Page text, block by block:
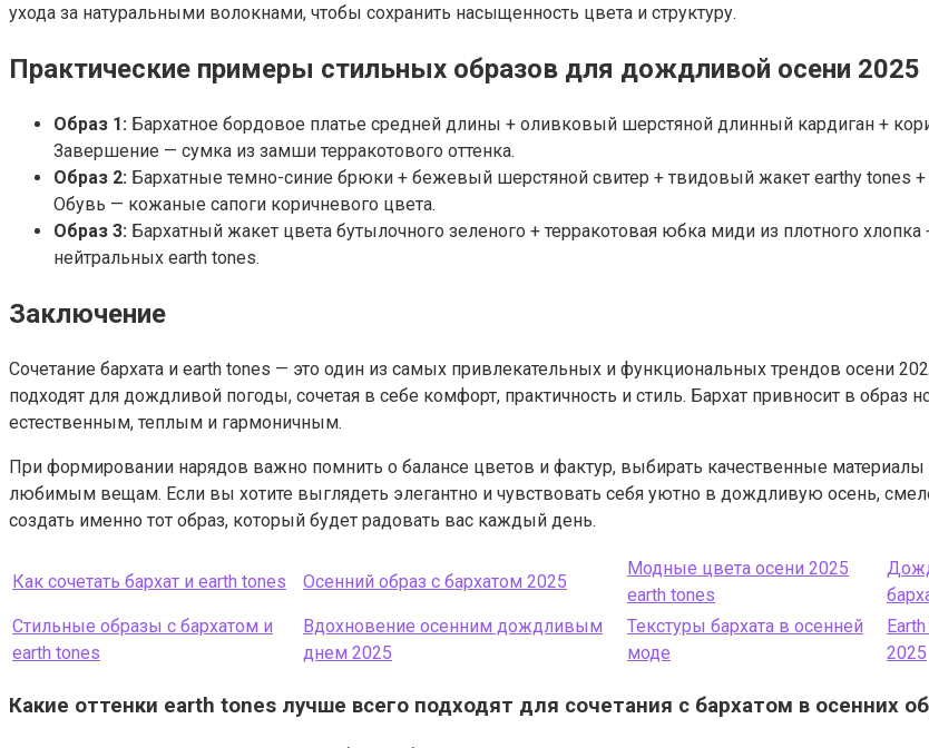
ухода за натуральными волокнами, чтобы сохранить насыщенность цвета и структуру.
Практические примеры стильных образов для дождливой осени 2025
Образ 1: Бархатное бордовое платье средней длины + оливковый шерстяной длинный кардиган +
Завершение — сумка из замши терракотового оттенка.
Образ 2: Бархатные темно-синие брюки + бежевый шерстяной свитер + твидовый жакет earthy tones
Обувь — кожаные сапоги коричневого цвета.
Образ 3: Бархатный жакет цвета бутылочного зеленого + терракотовая юбка миди из плотного
нейтральных earth tones.
Заключение
Сочетание бархата и earth tones — это один из самых привлекательных и функциональных трендов осени
подходят для дождливой погоды, сочетая в себе комфорт, практичность и стиль. Бархат привносит в образ
естественным, теплым и гармоничным.
При формировании нарядов важно помнить о балансе цветов и фактур, выбирать качественные
любимым вещам. Если вы хотите выглядеть элегантно и чувствовать себя уютно в дождливую осень,
создать именно тот образ, который будет радовать вас каждый день.
Как сочетать бархат и earth tones Осенний образ с бархатом 2025
Модные цвета осени 2025
earth tones
Стильные образы с бархатом и
earth tones
Вдохновение осенним дождливым
днем 2025
Текстуры бархата в осенней
моде
2025
Какие оттенки earth tones лучше всего подходят для сочетания с бархатом в осенних